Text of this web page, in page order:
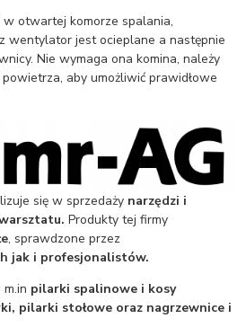
otwartej komorze spalania,
wentylator jest ocieplane a następnie
Nie wymaga ona komina, należy
aby umożliwić prawidłowe
się w sprzedaży narzędzi i
Produkty tej firmy
, sprawdzone przez
jak i profesjonalistów.
pilarki spalinowe i kosy
pilarki stołowe oraz nagrzewnice i